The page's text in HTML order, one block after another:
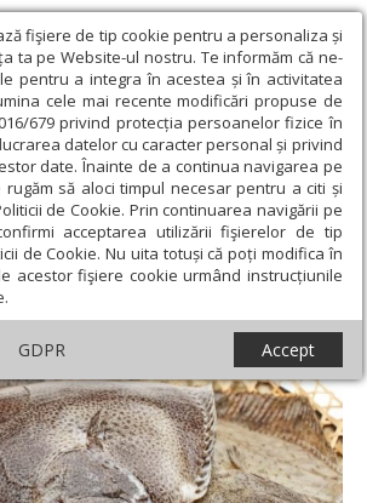
fişiere de tip cookie pentru a personaliza și
ta pe Website-ul nostru. Te informăm că ne-
pentru a integra în acestea și în activitatea
cele mai recente modificări propuse de
679 privind protecția persoanelor fizice în
datelor cu caracter personal și privind
date. Înainte de a continua navigarea pe
să aloci timpul necesar pentru a citi și
de Cookie. Prin continuarea navigării pe
acceptarea utilizării fişierelor de tip
de Cookie. Nu uita totuși că poți modifica în
acestor fişiere cookie urmând instrucțiunile
GDPR Accept
› Actualitate socială › A fost majorată
pentru România în 2020
cota de pescuit la calcan
în 2020